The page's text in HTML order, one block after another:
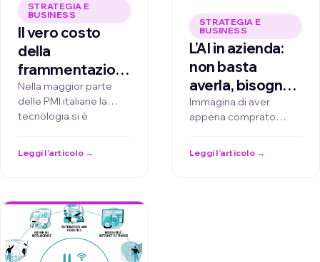
STRATEGIA E
BUSINESS
Il vero costo
della
frammentazione:
l'AI non basta
comprarla, va
messa sui
Nella maggior parte
delle PMI italiane la
tecnologia si è
applicazioni verticali e
Leggi l’articolo →
STRATEGIA E
BUSINESS
L’AI in azienda:
non basta
averla, bisogna
saperla guidare
per vincere
Immagina di aver
appena comprato
veloce, piena di …
Leggi l’articolo →